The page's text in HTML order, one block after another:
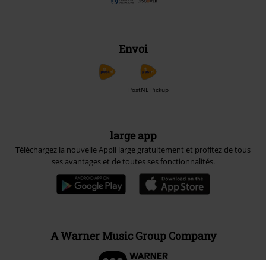
Envoi
PostNL Pickup
large app
Téléchargez la nouvelle Appli large gratuitement et profitez de tous
ses avantages et de toutes ses fonctionnalités.
A Warner Music Group Company